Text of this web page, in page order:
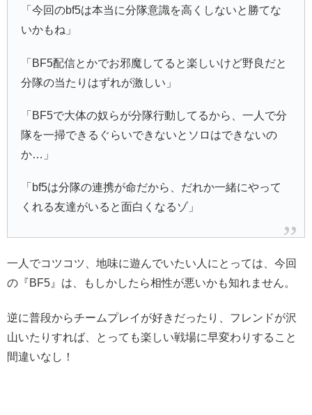
「今回のbf5は本当に分隊意識を高くしないと勝てな
いかもね」
「BF5配信とかでお邪魔してると楽しいけど野良だと
分隊の当たりはずれが激しい」
「BF5で大体の奴らが分隊行動してるから、一人で分
隊を一掃できるぐらいできないとソロはできないの
か…」
「bf5は分隊の連携が命だから、だれか一緒にやって
くれる友達がいると面白くなるゾ」
一人でコツコツ、地味に遊んでいたい人にとっては、今回
の『BF5』は、もしかしたら相性が悪いかも知れません。
逆に普段からチームプレイが好きだったり、フレンドが沢
山いたりすれば、とっても楽しい戦場に早変わりすること
間違いなし！